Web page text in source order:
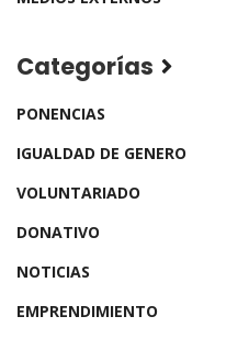
Categorías
PONENCIAS
IGUALDAD DE GENERO
VOLUNTARIADO
DONATIVO
NOTICIAS
EMPRENDIMIENTO